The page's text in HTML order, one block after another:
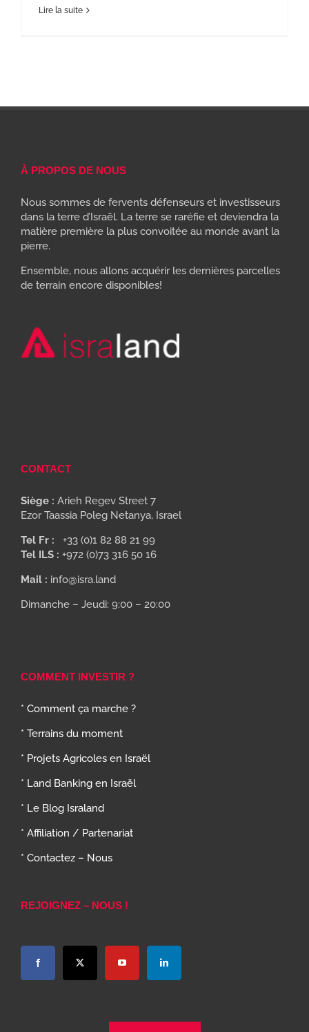
Lire la suite
À PROPOS DE NOUS
Nous sommes de fervents défenseurs et investisseurs
dans la terre d’Israël. La terre se raréfie et deviendra la
matière première la plus convoitée au monde avant la
pierre.
Ensemble, nous allons acquérir les dernières parcelles
de terrain encore disponibles!
CONTACT
Siège : Arieh Regev Street 7
Ezor Taassia Poleg Netanya, Israel
Tel Fr : +33 (0)1 82 88 21 99
Tel ILS : +972 (0)73 316 50 16
Mail : info@isra.land
Dimanche – Jeudi: 9:00 – 20:00
COMMENT INVESTIR ?
* Comment ça marche ?
* Terrains du moment
* Projets Agricoles en Israël
* Land Banking en Israël
* Le Blog Israland
* Affiliation / Partenariat
* Contactez – Nous
REJOIGNEZ – NOUS !